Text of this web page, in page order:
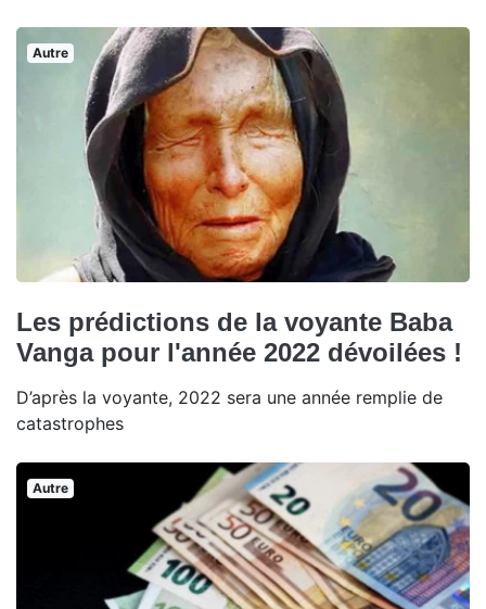
Autre
Les prédictions de la voyante Baba
Vanga pour l'année 2022 dévoilées !
D’après la voyante, 2022 sera une année remplie de
catastrophes
Autre